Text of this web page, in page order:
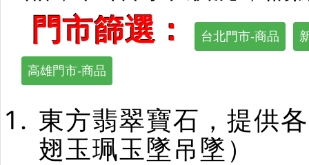
門市篩選： 台北門市-商品
高雄門市-商品
東方翡翠寶石，提供
翅玉珮玉墜吊墜）